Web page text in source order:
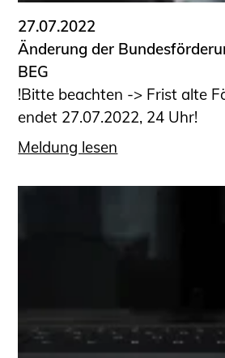
27.07.2022
Änderung der
BEG
!Bitte beachten -> Frist alte
endet 27.07.2022, 24 Uhr!
Meldung lesen